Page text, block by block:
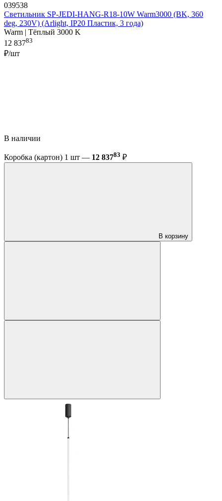
039538
Светильник SP-JEDI-HANG-R18-10W Warm3000 (BK, 360
deg, 230V) (Arlight, IP20 Пластик, 3 года)
Warm | Тёплый 3000 K
12 83783
₽/шт
В наличии
Коробка (картон) 1 шт — 12 83783 ₽
В корзину